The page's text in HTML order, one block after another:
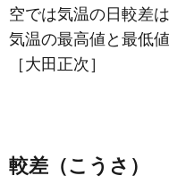
空では気温の日較差
気温の最高値と最低
［大田正次］
較差（こうさ）